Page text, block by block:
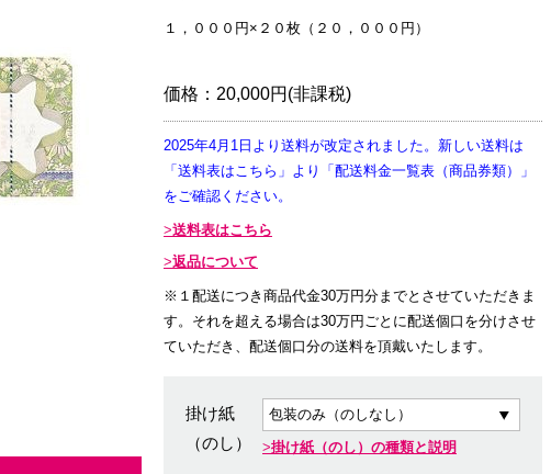
１，０００円×２０枚（２０，０００円）
価格： 20,000円(非課税)
2025年4月1日より送料が改定されました。新しい送料は
「送料表はこちら」より「配送料金一覧表（商品券類）」
をご確認ください。
送料表はこちら
返品について
※１配送につき商品代金30万円分までとさせていただきま
す。それを超える場合は30万円ごとに配送個口を分けさせ
ていただき、配送個口分の送料を頂戴いたします。
掛け紙
（のし）
掛け紙（のし）の種類と説明